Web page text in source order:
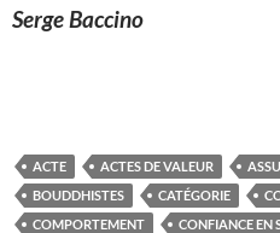
Serge Baccino
ACTE ACTES DE VALEUR
BOUDDHISTES
CATÉGORIE
COMPORTEMENT
CONFIANCE EN